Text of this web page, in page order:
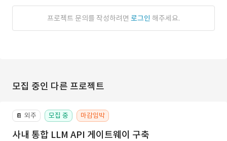
프로젝트 문의를 작성하려면 로그인 해주세요.
모집 중인 다른 프로젝트
📔 외주 모집 중 마감임박
사내 통합 LLM API 게이트웨이 구축